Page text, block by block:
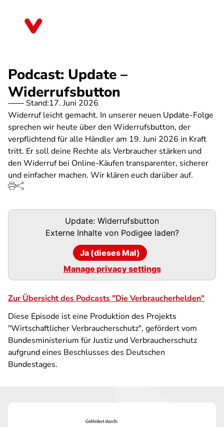
Podcast: Update –
Widerrufsbutton
Stand:17. Juni 2026
Widerruf leicht gemacht. In unserer neuen Update-Folge
sprechen wir heute über den Widerrufsbutton, der
verpflichtend für alle Händler am 19. Juni 2026 in Kraft
tritt. Er soll deine Rechte als Verbraucher stärken und
den Widerruf bei Online-Käufen transparenter, sicherer
und einfacher machen. Wir klären euch darüber auf.
Podigee-
Update: Widerrufsbutton
Externe Inhalte von Podigeeladen?
Ja (dieses Mal)
Manage privacy settings
Zur Übersicht des Podcasts "Die Verbraucherhelden"
Diese Episode ist eine Produktion des Projekts
"Wirtschaftlicher Verbraucherschutz", gefördert vom
Bundesministerium für Justiz und Verbraucherschutz
aufgrund eines Beschlusses des Deutschen
Bundestages.